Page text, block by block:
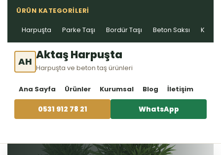
ÜRÜN KATEGORILERI
Harpuşta Parke Taşı Bordür Taşı Beton Saksı Kablo
AH Aktaş Harpuşta
Harpuşta ve beton taş ürünleri
Ana Sayfa Ürünler Kurumsal Blog İletişim
0531 912 78 21 WhatsApp